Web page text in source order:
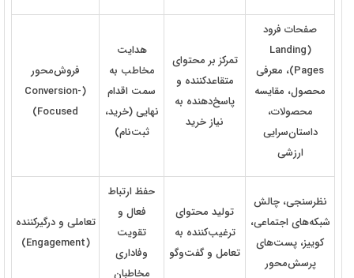
صفحات فرود
(Landing
Pages)، معرفی
محصول، مقایسه
محصولات،
داستان‌سرایی
ارزشی
تمرکز بر محتوای
متقاعدکننده و
پاسخ‌دهنده به
نیاز خرید
هدایت
مخاطب به
سمت اقدام
نهایی (خرید،
ثبت‌نام)
فروش‌محور
(Conversion-
Focused)
نظرسنجی، چالش
شبکه‌های اجتماعی،
کوییز، پست‌های
پرسش‌محور
تولید محتوای
ترغیب‌کننده به
تعامل و گفت‌وگو
حفظ ارتباط
فعال و
تقویت
وفاداری
مخاطبان
تعاملی و درگیرکننده
(Engagement)